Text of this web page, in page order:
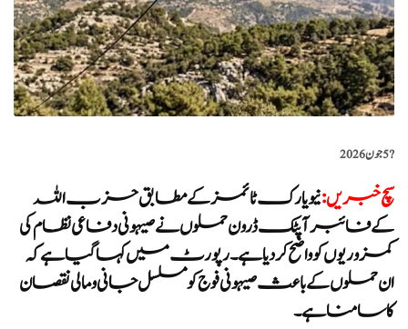
?️5 جون 2026
سچ خبریں:نیویارک ٹائمز کے مطابق حزب اللہ
کے فائبر آپٹک ڈرون حملوں نے صیہونی دفاعی نظام کی
کمزوریوں کو واضح کر دیا ہے۔ رپورٹ میں کہا گیا ہے کہ
ان حملوں کے باعث صیہونی فوج کو مسلسل جانی و مالی نقصان
کا سامنا ہے۔